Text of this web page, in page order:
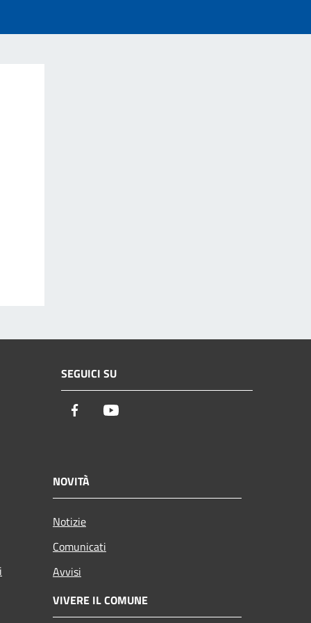
SEGUICI SU
Facebook
NOVITÀ
Notizie
Comunicati
Avvisi
VIVERE IL COMUNE